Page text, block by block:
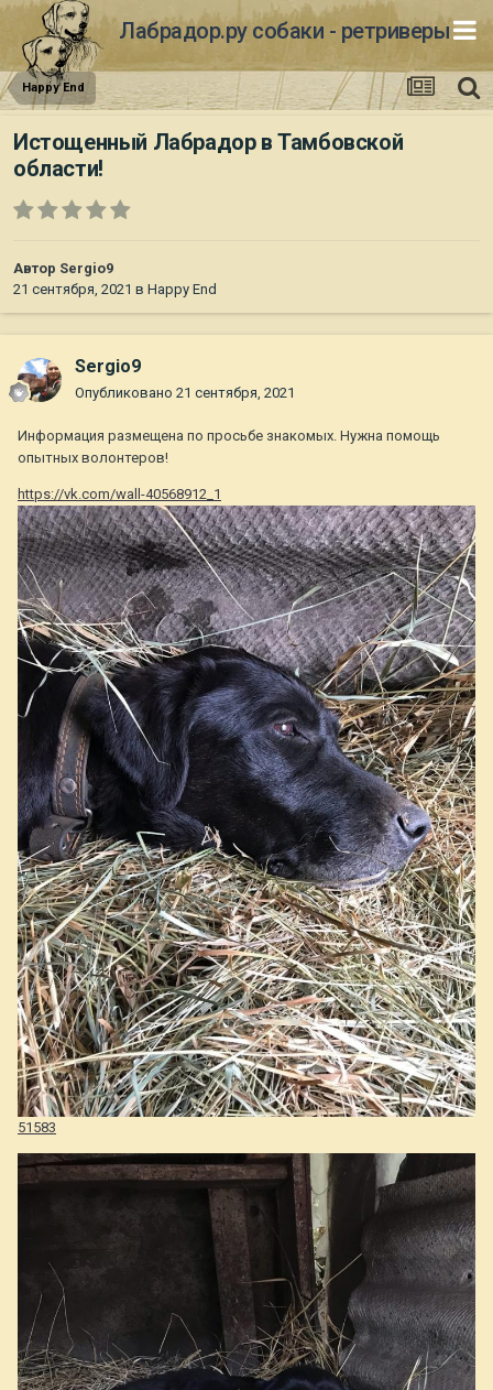
Лабрадор.ру собаки - ретриверы
Happy End
Истощенный Лабрадор в Тамбовской
области!
Автор Sergio9
21 сентября, 2021 в Happy End
Sergio9
Опубликовано 21 сентября, 2021
Информация размещена по просьбе знакомых. Нужна помощь
опытных волонтеров!
https://vk.com/wall-40568912_1
51583